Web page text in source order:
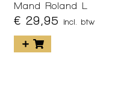
Mand Roland L
€ 29,95 incl. btw